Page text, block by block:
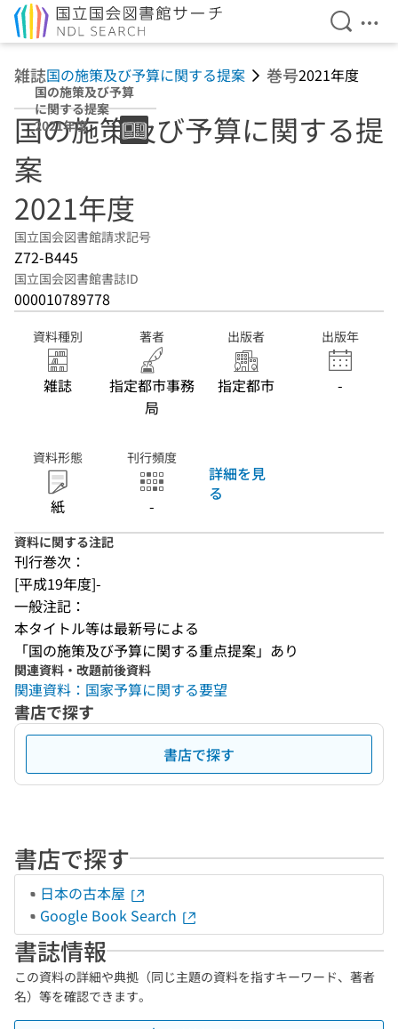
検索を
メ
雑誌国の施策及び予算に関する提案 巻号2021年度
国の施策及び予算
に関する提案
2021年度
国の施策及び予算に関する提
案
2021年度
国立国会図書館請求記号
Z72-B445
国立国会図書館書誌ID
000010789778
資料種別
雑誌
著者
指定都市事務
局
出版者
指定都市
出版年
-
資料形態
紙
刊行頻度
-
詳細を見
る
資料に関する注記
刊行巻次：
[平成19年度]-
一般注記：
本タイトル等は最新号による
「国の施策及び予算に関する重点提案」あり
関連資料・改題前後資料
関連資料：国家予算に関する要望
書店で探す
書店で探す
書店で探す
日本の古本屋
Google Book Search
書誌情報
この資料の詳細や典拠（同じ主題の資料を指すキーワード、著者
名）等を確認できます。